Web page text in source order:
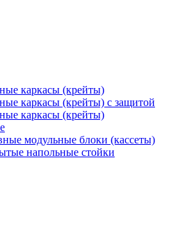
каркасы (крейты)
каркасы (крейты) с защитой
каркасы (крейты)
модульные блоки (кассеты)
напольные стойки